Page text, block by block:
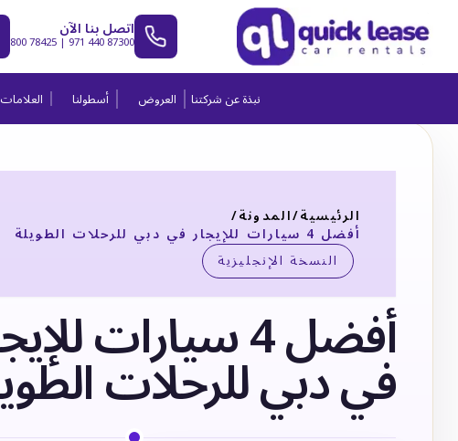
اتصل بنا الآن800 78425 |971 440 87300
نبذة عن شركتنا العروض أسطولنا
الرئيسية/المدونة/
أفضل 4 سيارات للإيجار في دبي للرحلات الطويلة
النسخة الإنجليزية
أفضل 4 سيارات
في دبي للرحلات